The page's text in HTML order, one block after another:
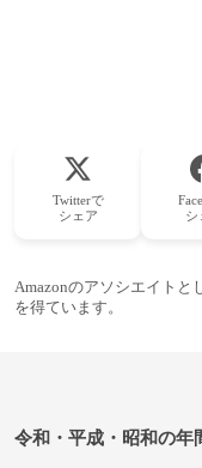
Twitterで
シェア
シ
Amazonのアソシエイトと
を得ています。
令和・平成・昭和の年